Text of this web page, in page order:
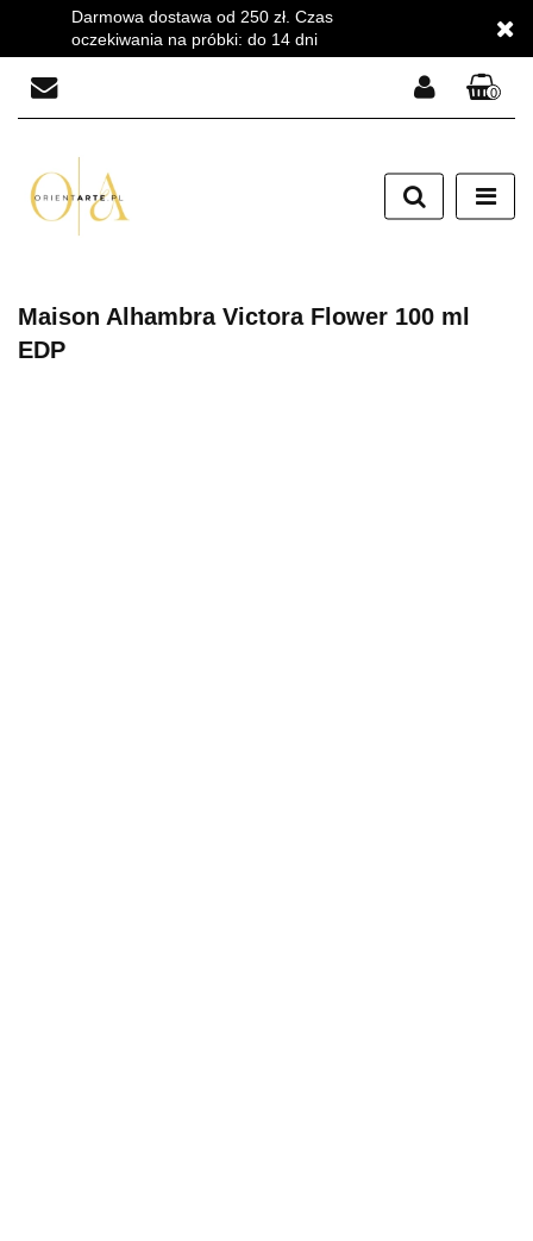
Darmowa dostawa od 250 zł. Czas
oczekiwania na próbki: do 14 dni
Zarejestruj się
Dodaj zgłoszenie
0
Maison Alhambra Victora Flower 100 ml
EDP